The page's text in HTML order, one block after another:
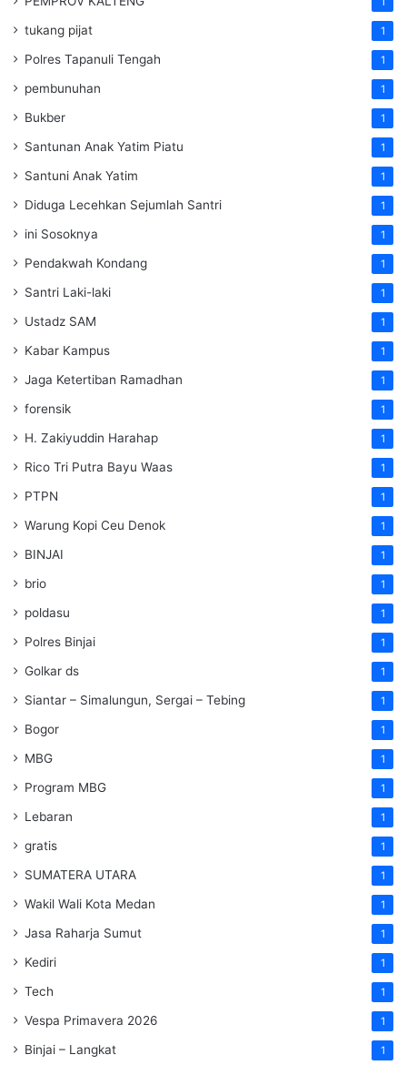
tukang pijat 1
Polres Tapanuli Tengah 1
pembunuhan 1
Bukber 1
Santunan Anak Yatim Piatu 1
Santuni Anak Yatim 1
Diduga Lecehkan Sejumlah Santri 1
ini Sosoknya 1
Pendakwah Kondang 1
Santri Laki-laki 1
Ustadz SAM 1
Kabar Kampus 1
Jaga Ketertiban Ramadhan 1
forensik 1
H. Zakiyuddin Harahap 1
Rico Tri Putra Bayu Waas 1
PTPN 1
Warung Kopi Ceu Denok 1
BINJAI 1
brio 1
poldasu 1
Polres Binjai 1
Golkar ds 1
Siantar – Simalungun, Sergai – Tebing 1
Bogor 1
MBG 1
Program MBG 1
Lebaran 1
gratis 1
SUMATERA UTARA 1
Wakil Wali Kota Medan 1
Jasa Raharja Sumut 1
Kediri 1
Tech 1
Vespa Primavera 2026 1
Binjai – Langkat 1